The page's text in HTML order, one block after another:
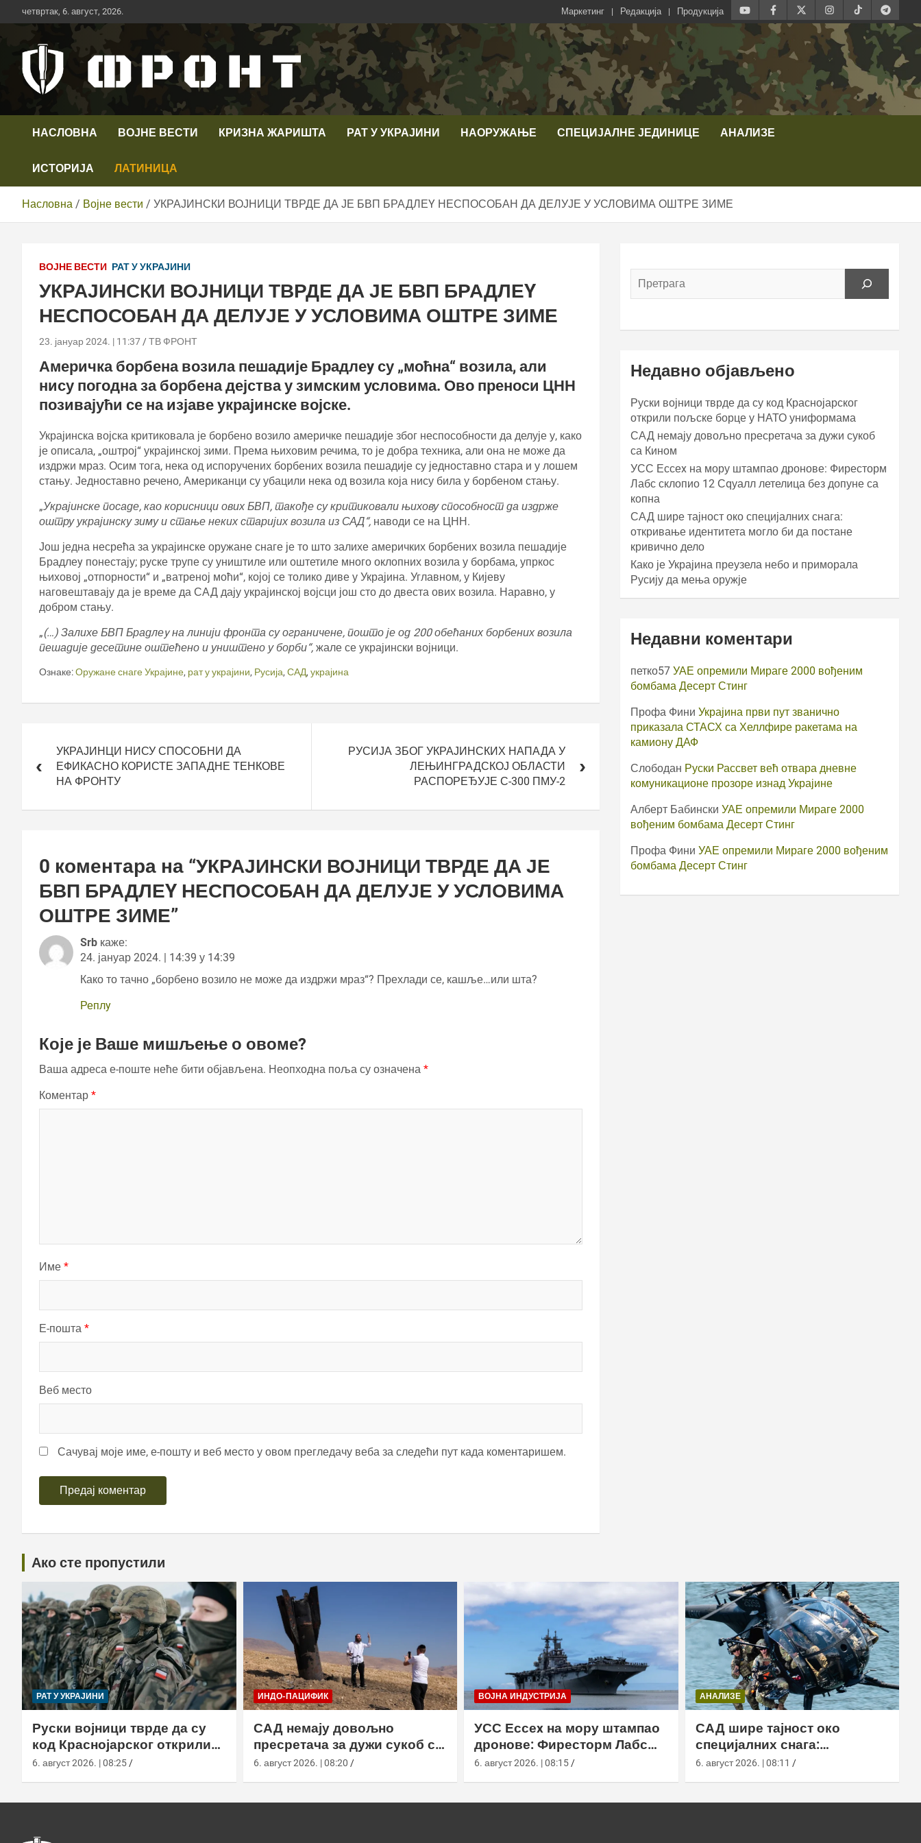
Скип
то
четвртак, 6. август, 2026. Маркетинг Редакција Продукција
Телевизија ФРОНТ
НАСЛОВНА ВОЈНЕ ВЕСТИ КРИЗНА ЖАРИШТА РАТ У УКРАЈИНИ НАОРУЖАЊЕ СПЕЦИЈАЛНЕ ЈЕДИНИЦЕ АНАЛИЗЕ
ИСТОРИЈА ЛАТИНИЦА
Насловна Војне вести УКРАЈИНСКИ ВОЈНИЦИ ТВРДЕ ДА ЈЕ БВП БРАДЛЕY НЕСПОСОБАН ДА ДЕЛУЈЕ У УСЛОВИМА ОШТРЕ ЗИМЕ
ВОЈНЕ ВЕСТИ РАТ У УКРАЈИНИ
УКРАЈИНСКИ ВОЈНИЦИ ТВРДЕ ДА ЈЕ БВП БРАДЛЕY
НЕСПОСОБАН ДА ДЕЛУЈЕ У УСЛОВИМА ОШТРЕ ЗИМЕ
23. јануар 2024. | 11:37 ТВ ФРОНТ
Америчка борбена возила пешадије Брадлеy су „моћна“ возила, али
нису погодна за борбена дејства у зимским условима. Ово преноси ЦНН
позивајући се на изјаве украјинске војске.
Украјинска војска критиковала је борбено возило америчке пешадије због неспособности да делује у, како
је описала, „оштрој“ украјинској зими. Према њиховим речима, то је добра техника, али она не може да
издржи мраз. Осим тога, нека од испоручених борбених возила пешадије су једноставно стара и у лошем
стању. Једноставно речено, Американци су убацили нека од возила која нису била у борбеном стању.
„Украјинске посаде, као корисници ових БВП, такође су критиковали њихову способност да издрже
оштру украјинску зиму и стање неких старијих возила из САД“, наводи се на ЦНН.
Још једна несрећа за украјинске оружане снаге је то што залихе америчких борбених возила пешадије
Брадлеy понестају; руске трупе су уништиле или оштетиле много оклопних возила у борбама, упркос
њиховој „отпорности“ и „ватреној моћи“, којој се толико диве у Украјина. Углавном, у Кијеву
наговештавају да је време да САД дају украјинској војсци још сто до двеста ових возила. Наравно, у
добром стању.
„(…) Залихе БВП Брадлеy на линији фронта су ограничене, пошто је од 200 обећаних борбених возила
пешадије десетине оштећено и уништено у борби“, жале се украјински војници.
Ознаке:Оружане снаге Украјине, рат у украјини, Русија, САД, украјина
чланкаУКРАЈИНЦИ НИСУ СПОСОБНИ ДА
ЕФИКАСНО КОРИСТЕ ЗАПАДНЕ ТЕНКОВЕ
НА ФРОНТУ
РУСИЈА ЗБОГ УКРАЈИНСКИХ НАПАДА У
ЛЕЊИНГРАДСКОЈ ОБЛАСТИ
РАСПОРЕЂУЈЕ С-300 ПМУ-2
0 коментара на “УКРАЈИНСКИ ВОЈНИЦИ ТВРДЕ ДА ЈЕ
БВП БРАДЛЕY НЕСПОСОБАН ДА ДЕЛУЈЕ У УСЛОВИМА
ОШТРЕ ЗИМЕ”
Srb каже:
24. јануар 2024. | 14:39 у 14:39
Како то тачно „борбено возило не може да издржи мраз“? Прехлади се, кашље…или шта?
Реплy
Које је Ваше мишљење о овоме?
Ваша адреса е-поште неће бити објављена. Неопходна поља су означена *
Коментар *
Име *
Е-пошта *
Веб место
Сачувај моје име, е-пошту и веб место у овом прегледачу веба за следећи пут када коментаришем.
Недавно објављено
Руски војници тврде да су код Краснојарског
открили пољске борце у НАТО униформама
САД немају довољно пресретача за дужи сукоб
са Кином
УСС Ессеx на мору штампао дронове: Фиресторм
Лабс склопио 12 Сqуалл летелица без допуне са
копна
САД шире тајност око специјалних снага:
откривање идентитета могло би да постане
кривично дело
Како је Украјина преузела небо и приморала
Русију да мења оружје
Недавни коментари
петко57 УАЕ опремили Мираге 2000 вођеним
бомбама Десерт Стинг
Профа Фини Украјина први пут званично
приказала СТАСХ са Хеллфире ракетама на
камиону ДАФ
Слободан Руски Рассвет већ отвара дневне
комуникационе прозоре изнад Украјине
Алберт Бабински УАЕ опремили Мираге 2000
вођеним бомбама Десерт Стинг
Профа Фини УАЕ опремили Мираге 2000 вођеним
бомбама Десерт Стинг
Ако сте пропустили
РАТ У УКРАЈИНИ
Руски војници тврде да су
код Краснојарског открили
пољске борце у НАТО
6. август 2026. | 08:25
ИНДО-ПАЦИФИК
САД немају довољно
пресретача за дужи сукоб са
Кином
6. август 2026. | 08:20
ВОЈНА ИНДУСТРИЈА
УСС Ессеx на мору штампао
дронове: Фиресторм Лабс
склопио 12 Сqуалл летелица
6. август 2026. | 08:15
АНАЛИЗЕ
САД шире тајност око
специјалних снага:
откривање идентитета могло
6. август 2026. | 08:11